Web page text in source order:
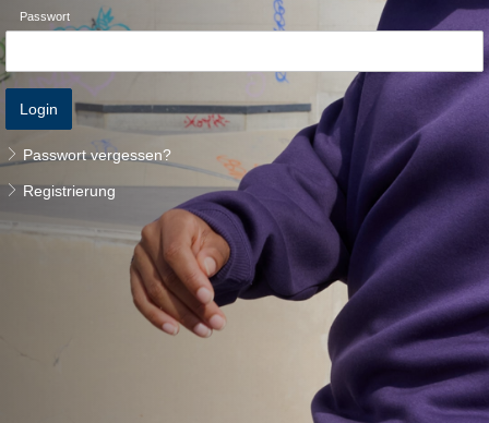
Passwort
Login
Passwort vergessen?
Registrierung